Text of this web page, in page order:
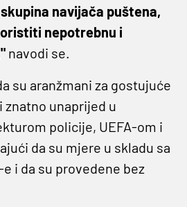
navijača puštena,
nepotrebnu i
navodi se.
su aranžmani za gostujuće
znatno unaprijed u
policije, UEFA-om i
da su mjere u skladu sa
i da su provedene bez